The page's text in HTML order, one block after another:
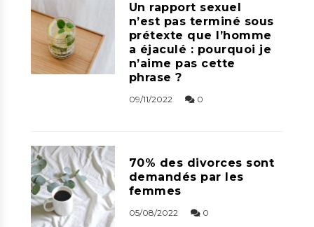
Un rapport sexuel
n’est pas terminé sous
prétexte que l’homme
a éjaculé : pourquoi je
n’aime pas cette
phrase ?
09/11/2022 0
70% des divorces sont
demandés par les
femmes
05/08/2022 0